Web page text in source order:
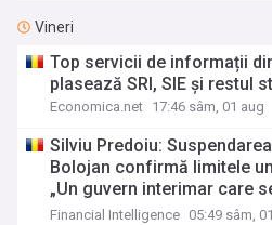
Vineri
Top servicii de informații
plasează SRI, SIE și restul
Economica.net 17:46 sâm, 01 aug
Silviu Predoiu:
Bolojan confirmă limitele
„Un guvern interimar care
nu este o dovadă de
Financial Intelligence 05:49 sâm,